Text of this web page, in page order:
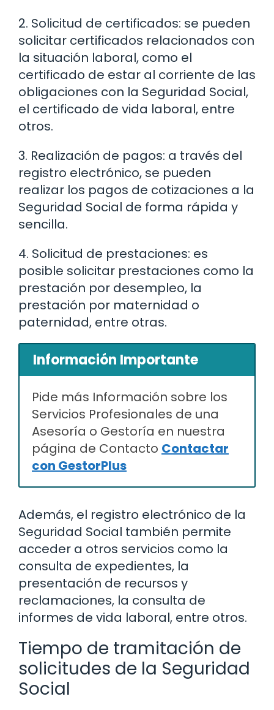
2. Solicitud de certificados: se pueden
solicitar certificados relacionados con
la situación laboral, como el
certificado de estar al corriente de las
obligaciones con la Seguridad Social,
el certificado de vida laboral, entre
otros.
3. Realización de pagos: a través del
registro electrónico, se pueden
realizar los pagos de cotizaciones a la
Seguridad Social de forma rápida y
sencilla.
4. Solicitud de prestaciones: es
posible solicitar prestaciones como la
prestación por desempleo, la
prestación por maternidad o
paternidad, entre otras.
Información Importante
Pide más Información sobre los
Servicios Profesionales de una
Asesoría o Gestoría en nuestra
página de Contacto Contactar
con GestorPlus
Además, el registro electrónico de la
Seguridad Social también permite
acceder a otros servicios como la
consulta de expedientes, la
presentación de recursos y
reclamaciones, la consulta de
informes de vida laboral, entre otros.
Tiempo de tramitación de
solicitudes de la Seguridad
Social